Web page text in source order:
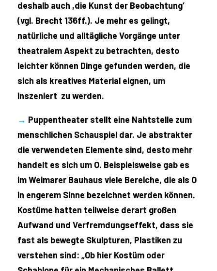
deshalb auch ,die Kunst der Beobachtung‘
(vgl. Brecht 136ff.). Je mehr es gelingt,
natürliche und alltägliche Vorgänge unter
theatralem Aspekt zu betrachten, desto
leichter können Dinge gefunden werden, die
sich als kreatives Material eignen, um
inszeniert zu werden.
→ Puppentheater stellt eine Nahtstelle zum
menschlichen Schauspiel dar. Je abstrakter
die verwendeten Elemente sind, desto mehr
handelt es sich um O. Beispielsweise gab es
im Weimarer Bauhaus viele Bereiche, die als O
in engerem Sinne bezeichnet werden können.
Kostüme hatten teilweise derart großen
Aufwand und Verfremdungseffekt, dass sie
fast als bewegte Skulpturen, Plastiken zu
verstehen sind: „Ob hier Kostüm oder